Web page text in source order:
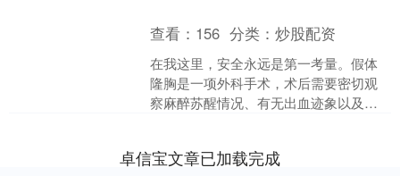
查看： 156 分类：炒股配资
在我这里，安全永远是第一考量。假体
隆胸是一项外科手术，术后需要密切观
察麻醉苏醒情况、有无出血迹象以及生
卓信宝文章已加载完成